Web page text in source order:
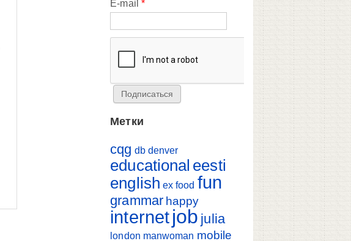
E-mail *
Метки
cqg db denver
educational eesti
english ex food fun
grammar happy
internetjob julia
london manwoman mobile